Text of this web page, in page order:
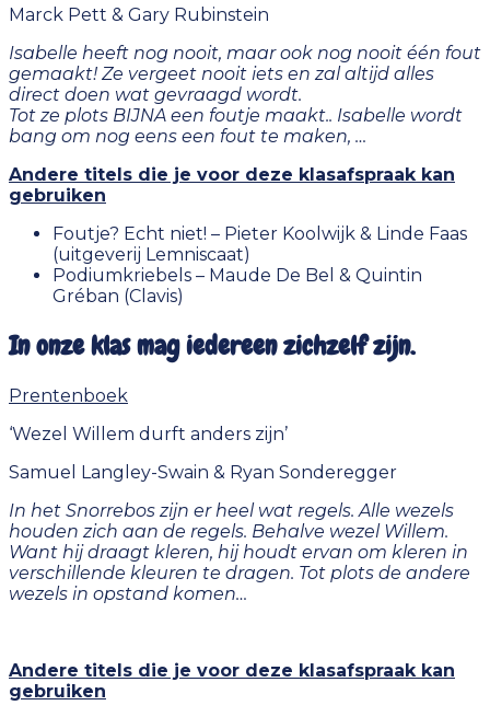
Marck Pett & Gary Rubinstein
Isabelle heeft nog nooit, maar ook nog nooit één fout
gemaakt! Ze vergeet nooit iets en zal altijd alles
direct doen wat gevraagd wordt.
Tot ze plots BIJNA een foutje maakt.. Isabelle wordt
bang om nog eens een fout te maken, …
Andere titels die je voor deze klasafspraak kan
gebruiken
Foutje? Echt niet! – Pieter Koolwijk & Linde Faas
(uitgeverij Lemniscaat)
Podiumkriebels – Maude De Bel & Quintin
Gréban (Clavis)
In onze klas mag iedereen zichzelf zijn.
Prentenboek
‘Wezel Willem durft anders zijn’
Samuel Langley-Swain & Ryan Sonderegger
In het Snorrebos zijn er heel wat regels. Alle wezels
houden zich aan de regels. Behalve wezel Willem.
Want hij draagt kleren, hij houdt ervan om kleren in
verschillende kleuren te dragen. Tot plots de andere
wezels in opstand komen…
Andere titels die je voor deze klasafspraak kan
gebruiken